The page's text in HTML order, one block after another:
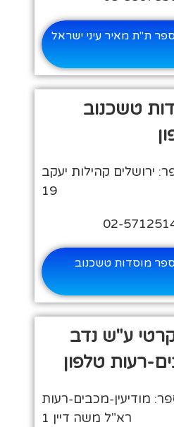
ת"ת מאיר עיני ישראל
טשכנוב
ירושלים קהילות יעקב
19
מוסדות טשכנוב
ע"ש נדב
רעות טלפון
מודיעין-מכבים-רעות
רא"ל משה דיין 1